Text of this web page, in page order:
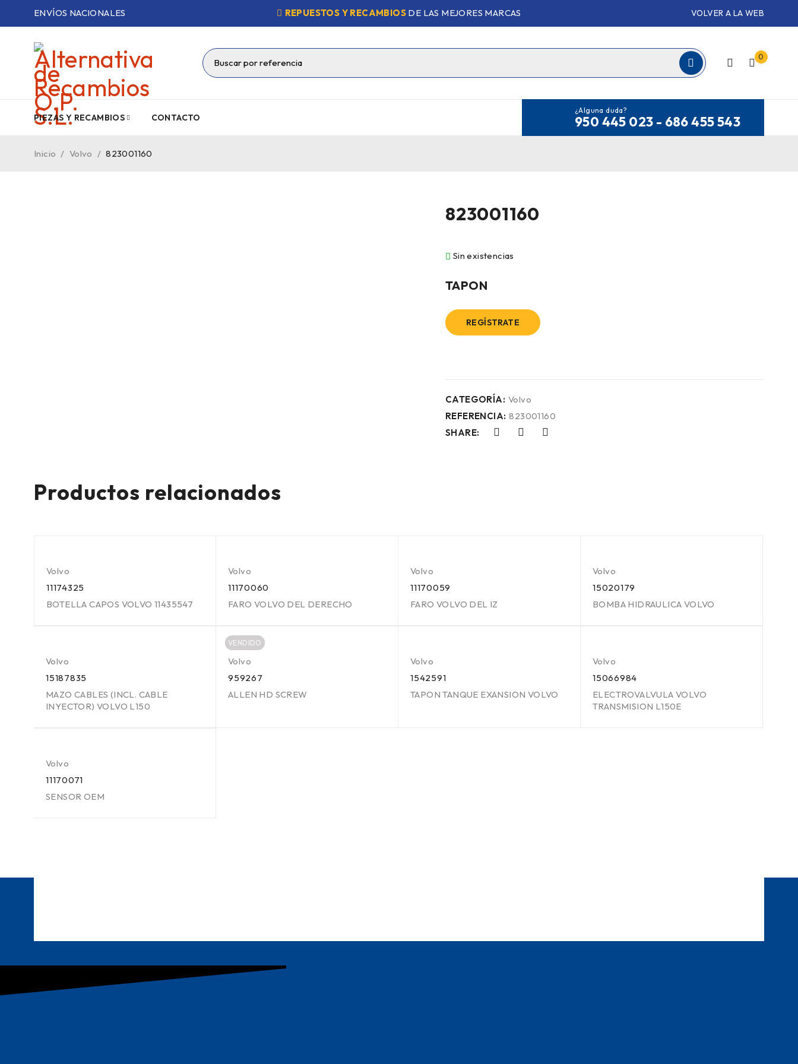
ENVÍOS NACIONALES REPUESTOS Y RECAMBIOS DE LAS MEJORES MARCAS VOLVER A LA WEB
0
PIEZAS Y RECAMBIOS CONTACTO
¿Alguna duda?
950 445 023 - 686 455 543
Inicio / Volvo / 823001160
823001160
Sin existencias
TAPON
REGÍSTRATE
CATEGORÍA: Volvo
REFERENCIA: 823001160
SHARE:
Productos relacionados
Volvo
11174325
BOTELLA CAPOS VOLVO 11435547
Volvo
11170060
FARO VOLVO DEL DERECHO
Volvo
11170059
FARO VOLVO DEL IZ
Volvo
15020179
BOMBA HIDRAULICA VOLVO
Volvo
15187835
MAZO CABLES (INCL. CABLE
INYECTOR) VOLVO L150
VENDIDO
Volvo
959267
ALLEN HD SCREW
Volvo
1542591
TAPON TANQUE EXANSION VOLVO
Volvo
15066984
ELECTROVALVULA VOLVO
TRANSMISION L150E
Volvo
11170071
SENSOR OEM